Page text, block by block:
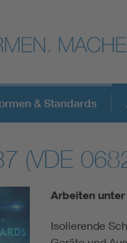
& Standards
(VDE
Arbeiten
Isolierende